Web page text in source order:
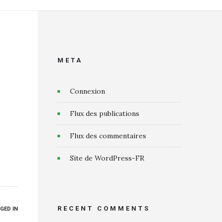
IN
META
Connexion
Flux des publications
Flux des commentaires
Site de WordPress-FR
RECENT COMMENTS